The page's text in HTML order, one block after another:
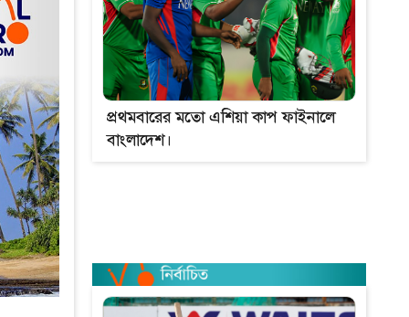
প্রথমবারের মতো এশিয়া কাপ ফাইনালে
বাংলাদেশ।